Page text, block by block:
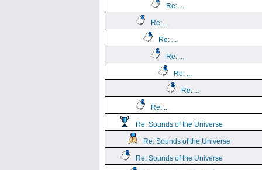
Re: ...
Re: ...
Re: ...
Re: ...
Re: ...
Re: ...
Re: ...
Re: Sounds of the Universe
Re: Sounds of the Universe
Re: Sounds of the Universe